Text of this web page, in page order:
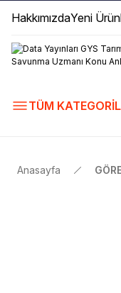
HakkımızdaYeni
TÜM
Anasayfa